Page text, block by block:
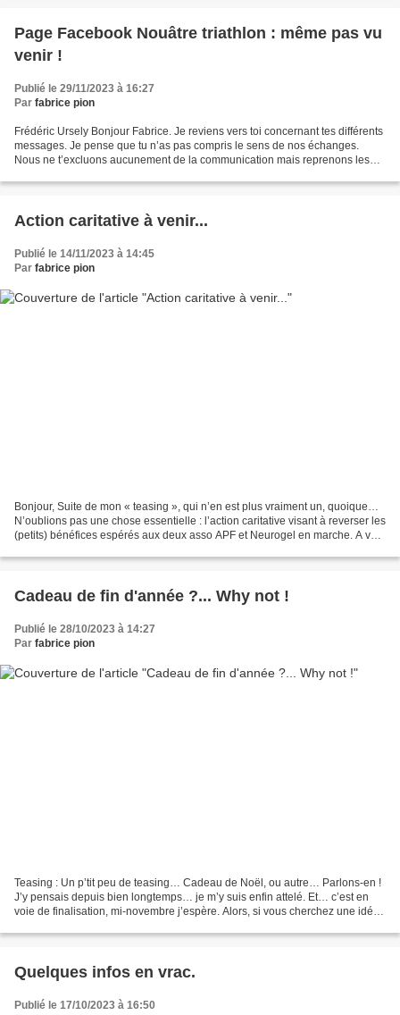
Page Facebook Nouâtre triathlon : même pas vu
venir !
Publié le 29/11/2023 à 16:27
Par fabrice pion
Frédéric Ursely Bonjour Fabrice. Je reviens vers toi concernant tes différents
messages. Je pense que tu n’as pas compris le sens de nos échanges.
Nous ne t’excluons aucunement de la communication mais reprenons les
Action caritative à venir...
Publié le 14/11/2023 à 14:45
Par fabrice pion
Bonjour, Suite de mon « teasing », qui n’en est plus vraiment un, quoique…
N’oublions pas une chose essentielle : l’action caritative visant à reverser les
(petits) bénéfices espérés aux deux asso APF et Neurogel en marche. A vot’
Cadeau de fin d'année ?... Why not !
Publié le 28/10/2023 à 14:27
Par fabrice pion
Teasing : Un p’tit peu de teasing… Cadeau de Noël, ou autre… Parlons-en !
J’y pensais depuis bien longtemps… je m’y suis enfin attelé. Et… c’est en
voie de finalisation, mi-novembre j’espère. Alors, si vous cherchez une idée
Quelques infos en vrac.
Publié le 17/10/2023 à 16:50